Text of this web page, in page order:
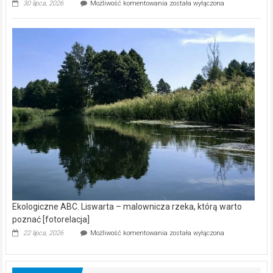
30 lipca, 2026 Możliwość komentowania Ekologiczne
kamerą
wśród
została wyłączona
Ekologiczne ABC. Liswarta – malownicza rzeka, którą warto
poznać [fotorelacja]
22 lipca, 2026 Możliwość komentowania Ekologiczne
–
została wyłączona